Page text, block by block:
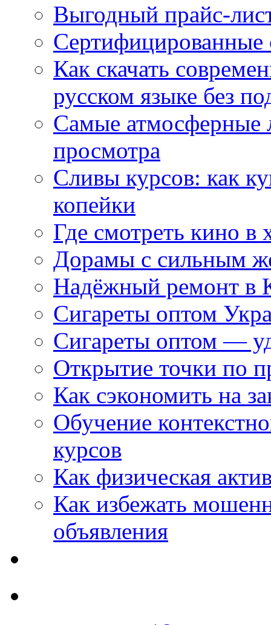
Выгодный прайс-
Как скачать
русском языке без
Самые атмосферные
просмотра
Сливы курсов: как
копейки
Где смотреть кино в
Дорамы с сильным
Надёжный ремонт в
Сигареты оптом
Сигареты оптом —
Открытие точки по
Как сэкономить на
Обучение
курсов
Как физическая
Как избежать
объявления